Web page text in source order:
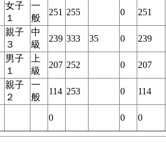
女子
１
一
般
251 255 0 251
親子
３
中
級
239 333 35 0 239
男子
１
上
級
207 252 0 207
親子
２
一
般
114 253 0 114
0 0 0